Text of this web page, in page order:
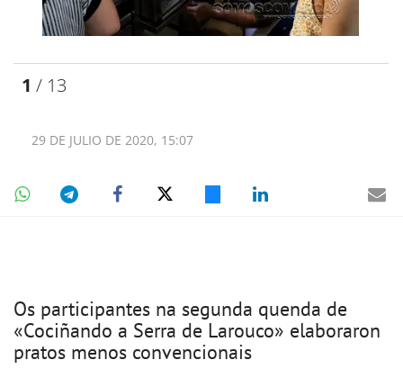
1 / 13
29 DE JULIO DE 2020, 15:07
Os participantes na segunda quenda de
«Cociñando a Serra de Larouco» elaboraron
pratos menos convencionais